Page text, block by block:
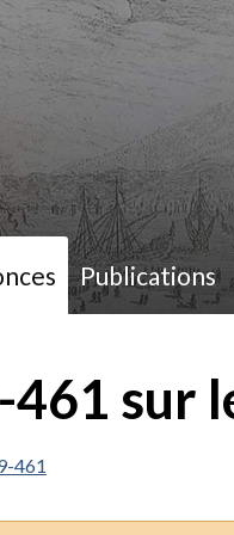
Publications
sur
461